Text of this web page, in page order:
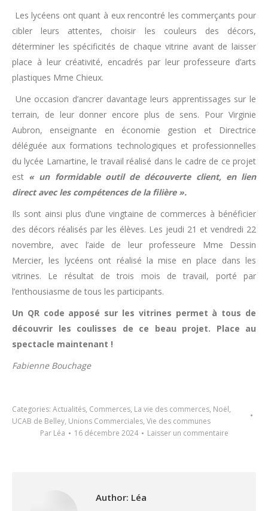
Les lycéens ont quant à eux rencontré les commerçants pour
cibler leurs attentes, choisir les couleurs des décors,
déterminer les spécificités de chaque vitrine avant de laisser
place à leur créativité, encadrés par leur professeure d’arts
plastiques Mme Chieux.
Une occasion d’ancrer davantage leurs apprentissages sur le
terrain, de leur donner encore plus de sens. Pour Virginie
Aubron, enseignante en économie gestion et Directrice
déléguée aux formations technologiques et professionnelles
du lycée Lamartine, le travail réalisé dans le cadre de ce projet
est « un formidable outil de découverte client, en lien
direct avec les compétences de la filière ».
Ils sont ainsi plus d’une vingtaine de commerces à bénéficier
des décors réalisés par les élèves. Les jeudi 21 et vendredi 22
novembre, avec l’aide de leur professeure Mme Dessin
Mercier, les lycéens ont réalisé la mise en place dans les
vitrines. Le résultat de trois mois de travail, porté par
l’enthousiasme de tous les participants.
Un QR code apposé sur les vitrines permet à tous de
découvrir les coulisses de ce beau projet. Place au
spectacle maintenant !
Fabienne Bouchage
Categories: Actualités, Commerces, La vie des commerces, Noël,
UCAB de Belley, Unions Commerciales, Vie des communes
Par Léa 16 décembre 2024 Laisser un commentaire
Author: Léa